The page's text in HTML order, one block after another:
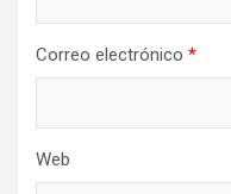
Correo electrónico *
Web